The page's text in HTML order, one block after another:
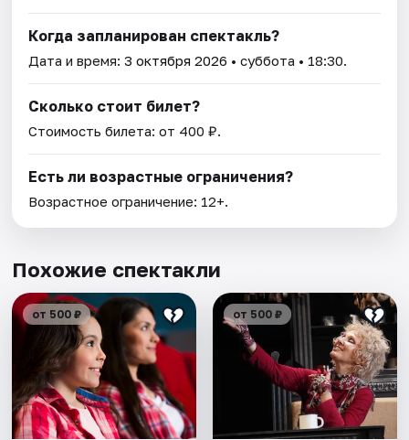
Когда запланирован спектакль?
Дата и время:3 октября 2026 • суббота • 18:30.
Сколько стоит билет?
Стоимость билета: от 400 ₽.
Есть ли возрастные ограничения?
Возрастное ограничение: 12+.
Похожие спектакли
от 500 ₽ от 500 ₽